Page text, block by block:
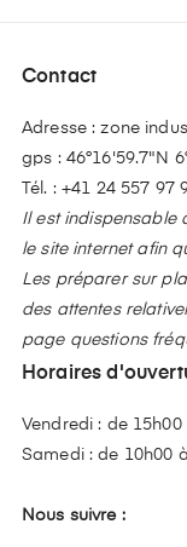
Contact
Adresse : zone
gps : 46°16'59.7"N
Tél. : +41 24 557 97
Il est indispensable
le site internet afin
Les préparer sur
des attentes
page questions
Horaires
Vendredi : de 15h00
Samedi : de 10h00
Nous suivre :